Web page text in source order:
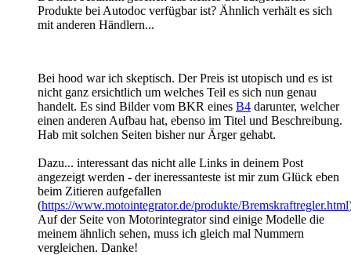
Produkte bei Autodoc verfügbar ist? Ähnlich verhält es sich
mit anderen Händlern...
Bei hood war ich skeptisch. Der Preis ist utopisch und es ist
nicht ganz ersichtlich um welches Teil es sich nun genau
handelt. Es sind Bilder vom BKR eines B4 darunter, welcher
einen anderen Aufbau hat, ebenso im Titel und Beschreibung.
Hab mit solchen Seiten bisher nur Ärger gehabt.
Dazu... interessant das nicht alle Links in deinem Post
angezeigt werden - der ineressanteste ist mir zum Glück eben
beim Zitieren aufgefallen
(https://www.motointegrator.de/produkte/Bremskraftregler.html
Auf der Seite von Motorintegrator sind einige Modelle die
meinem ähnlich sehen, muss ich gleich mal Nummern
vergleichen. Danke!